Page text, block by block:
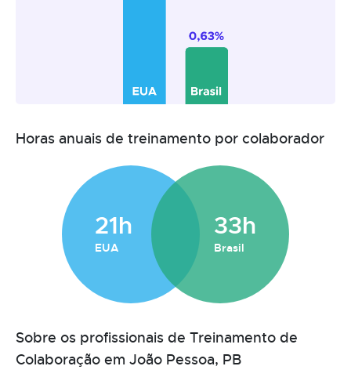
Horas anuais de treinamento por colaborador
21h
EUA
33h
Brasil
Sobre os profissionais de Treinamento de
Colaboração em João Pessoa, PB